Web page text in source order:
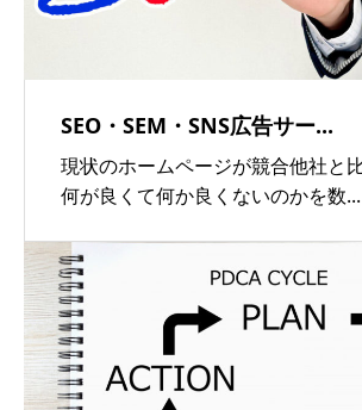
SEO・SEM・SNS広告サー...
現状のホームページが競合他社と
何が良くて何か良くないのかを数...